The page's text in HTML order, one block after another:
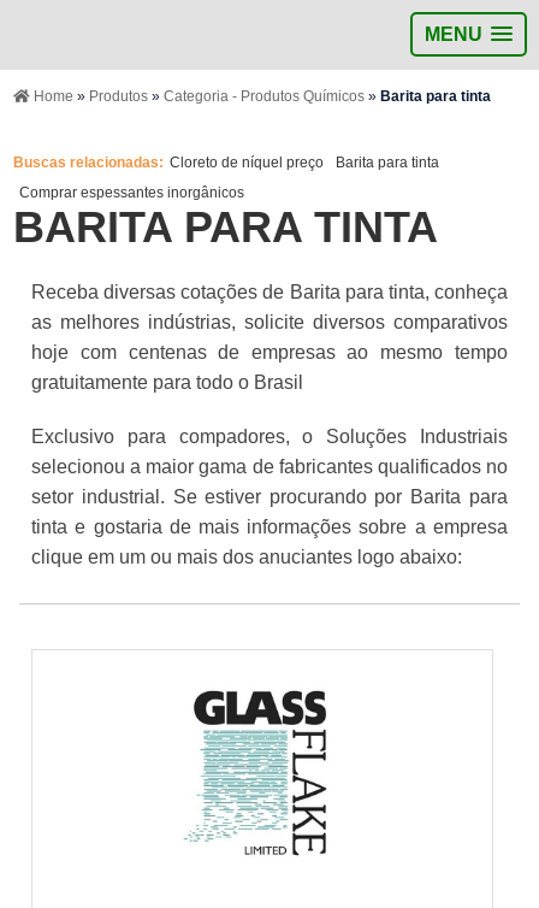
MENU
Home » Produtos» Categoria - Produtos Químicos» Barita para tinta
Buscas relacionadas: Cloreto de níquel preço
Barita para tinta
Comprar espessantes inorgânicos
BARITA PARA TINTA
Receba diversas cotações de Barita para tinta, conheça
as melhores indústrias, solicite diversos comparativos
hoje com centenas de empresas ao mesmo tempo
gratuitamente para todo o Brasil
Exclusivo para compadores, o Soluções Industriais
selecionou a maior gama de fabricantes qualificados no
setor industrial. Se estiver procurando por Barita para
tinta e gostaria de mais informações sobre a empresa
clique em um ou mais dos anuciantes logo abaixo: